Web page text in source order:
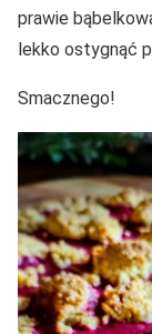
prawie
lekko ostygnąć
Smacznego!